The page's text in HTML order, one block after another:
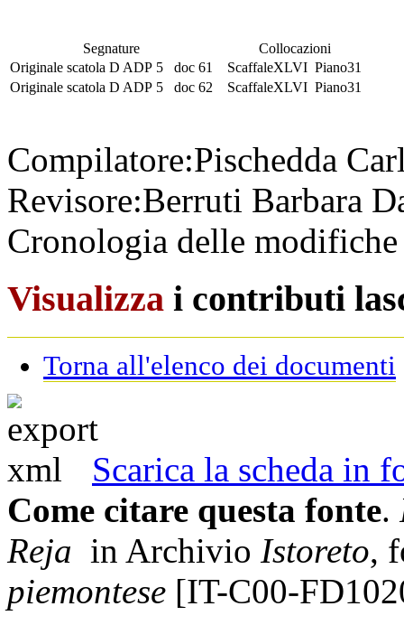
Segnature
Originale scatola D ADP 5
doc 61
Originale scatola D ADP 5 doc 62
Collocazioni
ScaffaleXLVI Piano31
ScaffaleXLVI Piano31
Compilatore:Pischedda
Revisore:Berruti Barbara
Cronologia delle
Visualizza i contributi
Torna all'elenco dei documenti
Scarica la scheda in
Come citare questa fonte.
Reja in Archivio Istoreto,
piemontese [IT-C00-